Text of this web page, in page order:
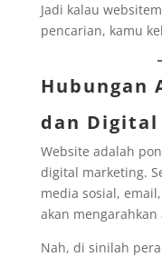
Jadi kalau
pencarian, kamu
Hubungan
dan
Website adalah
digital marketing.
media sosial,
akan
Nah, di sinilah